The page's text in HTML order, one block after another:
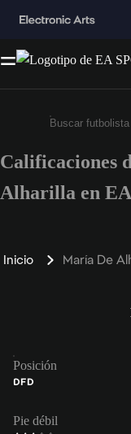
Ingresa un
Calificaciones
Alharilla en
Inicio María De
Posición
DFD
Pie débil